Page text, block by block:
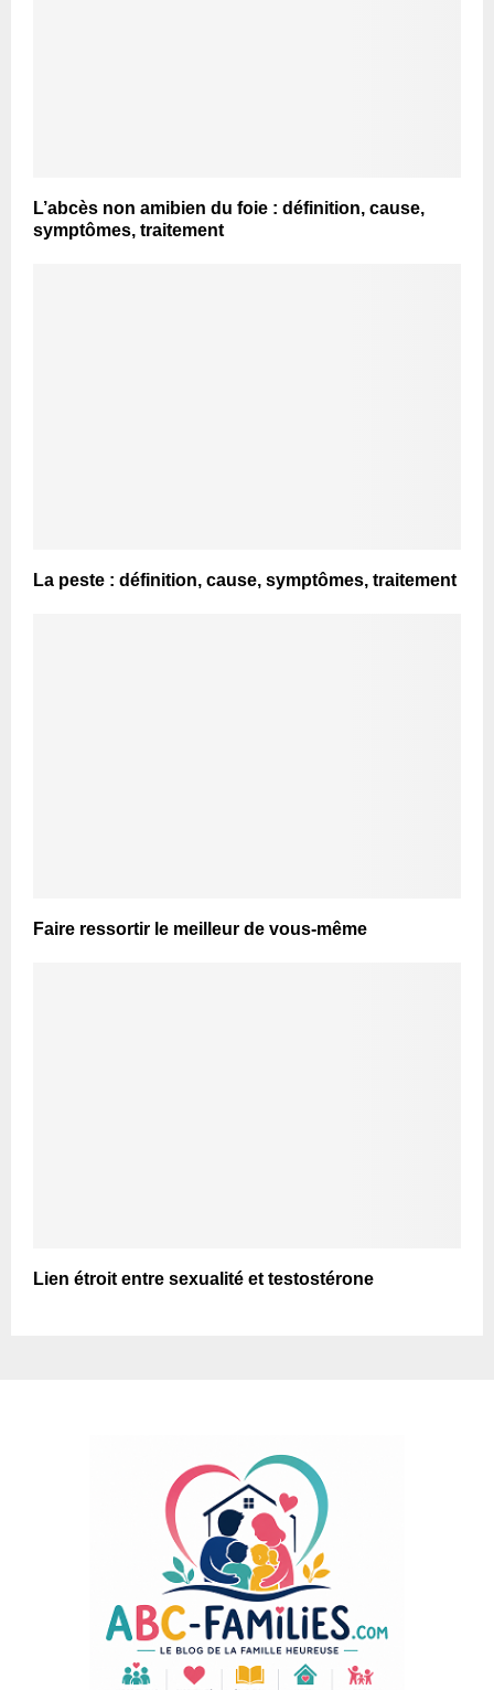
L’abcès non amibien du foie : définition, cause,
symptômes, traitement
La peste : définition, cause, symptômes, traitement
Faire ressortir le meilleur de vous-même
Lien étroit entre sexualité et testostérone